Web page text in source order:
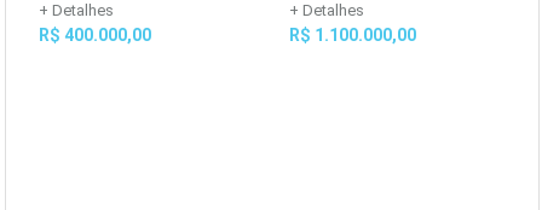
+ Detalhes
R$ 400.000,00
+ Detalhes
R$ 1.100.000,00